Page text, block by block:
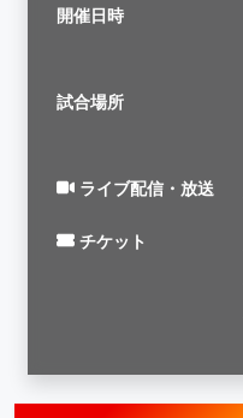
開催日時
試合場所
ライブ配信・放送
チケット